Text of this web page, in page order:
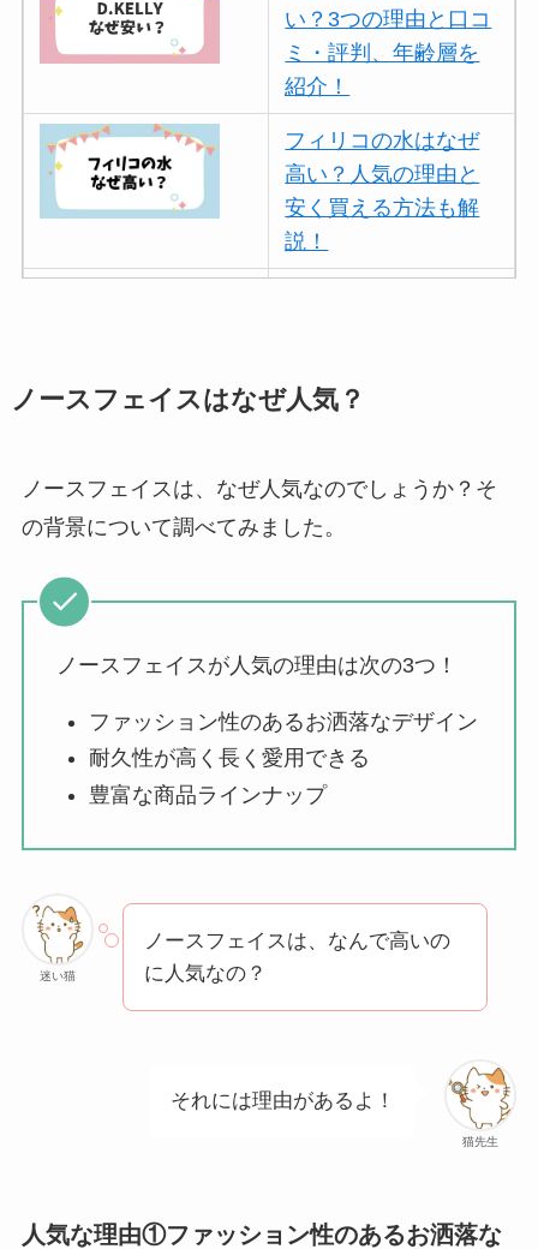
い？3つの理由と口コ
ミ・評判、年齢層を
紹介！
フィリコの水はなぜ
高い？人気の理由と
安く買える方法も解
説！
を紹介！
い理由は？なぜ人
気？安く買う方法も
THE STEM CELL フ
理由は？3つの理由と
口コミ・評判を紹
介！
想夫恋はなぜ高い？
パリはなぜ高い？な
クレ・ド・ポー ボー
テはなぜ高い？なぜ
人気？安く買える方
たまごっちみーつは
ノースフェイスはなぜ人気？
ノースフェイスは、なぜ人気なのでしょうか？そ
の背景について調べてみました。
ノースフェイスが人気の理由は次の3つ！
ファッション性のあるお洒落なデザイン
耐久性が高く長く愛用できる
豊富な商品ラインナップ
迷い猫
ノースフェイスは、なんで高いの
に人気なの？
猫先生
それには理由があるよ！
人気な理由①ファッション性のあるお洒落な